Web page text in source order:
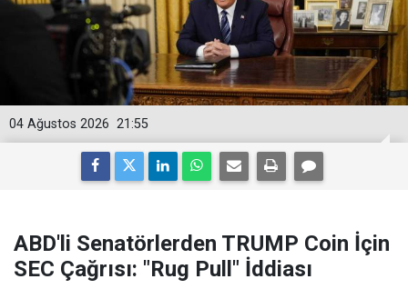
21:55
04 Ağustos 2026
ABD'li Senatörlerden TRUMP Coin İçin
SEC Çağrısı: "Rug Pull" İddiası